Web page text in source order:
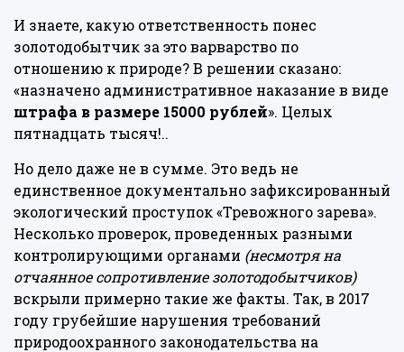
И знаете, какую ответственность понес
золотодобытчик за это варварство по
отношению к природе? В решении сказано:
«назначено административное наказание в виде
штрафа в размере 15000 рублей». Целых
пятнадцать тысяч!..
Но дело даже не в сумме. Это ведь не
единственное документально зафиксированный
экологический проступок «Тревожного зарева».
Несколько проверок, проведенных разными
контролирующими органами (несмотря на
отчаянное сопротивление золотодобытчиков)
вскрыли примерно такие же факты. Так, в 2017
году грубейшие нарушения требований
природоохранного законодательства на